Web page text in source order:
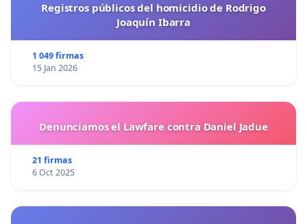
Registros públicos del homicidio de Rodrigo
Joaquín Ibarra
1 049 firmas
15 Jan 2026
Denunciamos el Lawfare contra Daniel Jadue
21 firmas
6 Oct 2025